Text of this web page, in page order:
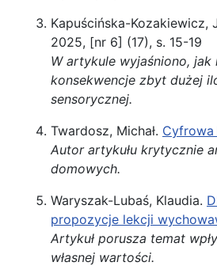
Kapuścińska-Kozakiewicz,
2025, [nr 6] (17), s. 15-19
W artykule wyjaśniono,
konsekwencje zbyt dużej
sensorycznej.
Twardosz, Michał.
Autor artykułu krytycznie
domowych.
Waryszak-Lubaś, Klaudia.
propozycje lekcji
Artykuł porusza temat
własnej wartości.